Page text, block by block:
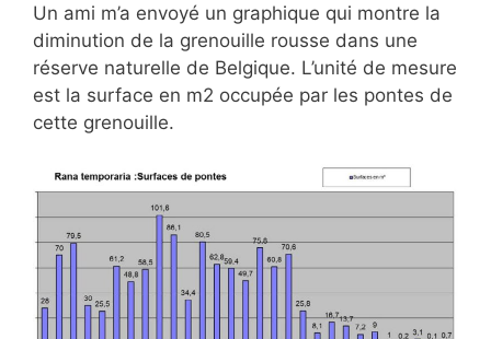
Un ami m’a envoyé un graphique qui montre la
diminution de la grenouille rousse dans une
réserve naturelle de Belgique. L’unité de mesure
est la surface en m2 occupée par les pontes de
cette grenouille.